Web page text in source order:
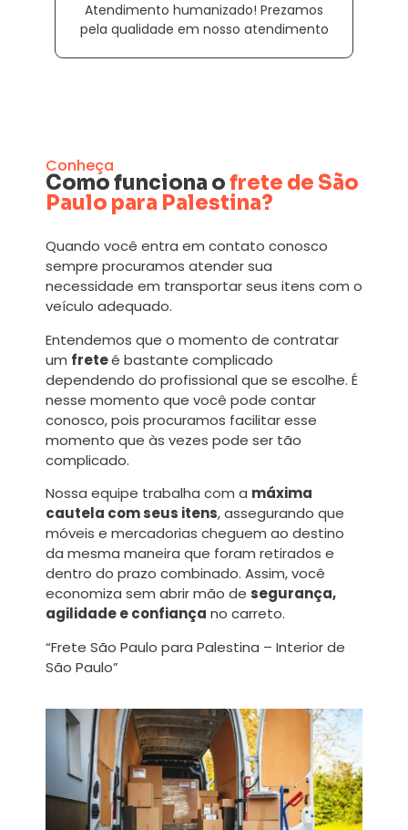
Atendimento humanizado! Prezamos
pela qualidade em nosso atendimento
Conheça
Como funciona ofrete de São
Paulo para Palestina?
Quando você entra em contato conosco
sempre procuramos atender sua
necessidade em transportar seus itens com o
veículo adequado.
Entendemos que o momento de contratar
um freteé bastante complicado
dependendo do profissional que se escolhe. É
nesse momento que você pode contar
conosco, pois procuramos facilitar esse
momento que às vezes pode ser tão
complicado.
Nossa equipe trabalha com a máxima
cautela com seus itens, assegurando que
móveis e mercadorias cheguem ao destino
da mesma maneira que foram retirados e
dentro do prazo combinado. Assim, você
economiza sem abrir mão de segurança,
agilidade e confiança no carreto.
“Frete São Paulo para Palestina – Interior de
São Paulo”